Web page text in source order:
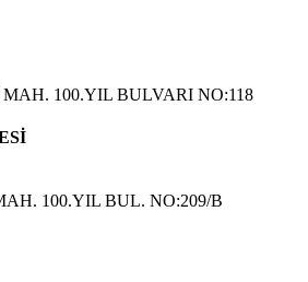
100.YIL BULVARI NO:118
100.YIL BUL. NO:209/B